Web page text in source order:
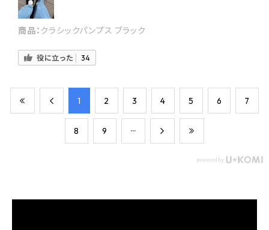
商品： クラシックパンプス ブラック
役に立った 34
​1 ​2 ​3 ​4 ​5 ​6 ​7
​8 ​9